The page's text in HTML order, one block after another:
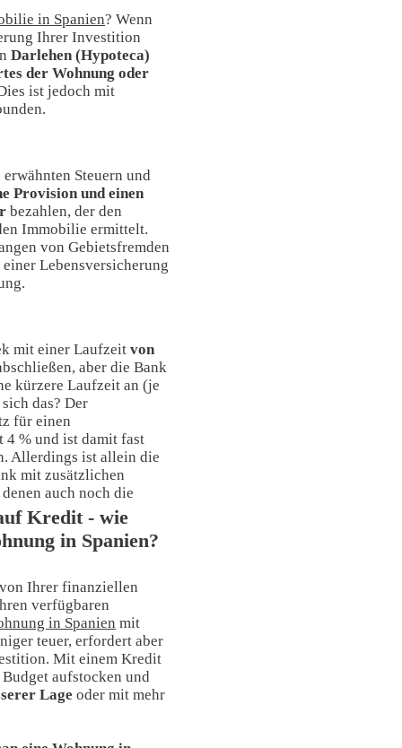
in Spanien? Wenn
Ihrer Investition
Darlehen (Hypoteca)
der Wohnung oder
ist jedoch mit
Steuern und
Provision und einen
bezahlen, der den
Immobilie ermittelt.
von Gebietsfremden
Lebensversicherung
mit einer Laufzeit von
aber die Bank
kürzere Laufzeit an (je
das? Der
für einen
% und ist damit fast
Allerdings ist allein die
mit zusätzlichen
auch noch die
Kredit - wie
in Spanien?
Ihrer finanziellen
verfügbaren
in Spanien mit
teuer, erfordert aber
Mit einem Kredit
aufstocken und
Lage oder mit mehr